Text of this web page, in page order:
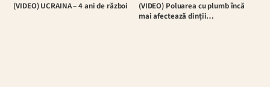
(VIDEO) UCRAINA – 4 ani de război
(VIDEO) Poluarea cu plumb încă
mai afectează dinții…